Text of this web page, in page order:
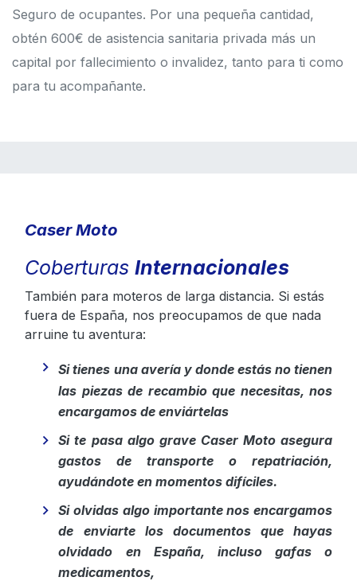
Seguro de ocupantes. Por una pequeña cantidad,
obtén 600€ de asistencia sanitaria privada más un
capital por fallecimiento o invalidez, tanto para ti como
para tu acompañante.
Caser Moto
Coberturas Internacionales
También para moteros de larga distancia. Si estás
fuera de España, nos preocupamos de que nada
arruine tu aventura:
Si tienes una avería y donde estás no tienen
las piezas de recambio que necesitas, nos
encargamos de enviártelas
Si te pasa algo grave Caser Moto asegura
gastos de transporte o repatriación,
ayudándote en momentos difíciles.
Si olvidas algo importante nos encargamos
de enviarte los documentos que hayas
olvidado en España, incluso gafas o
medicamentos,